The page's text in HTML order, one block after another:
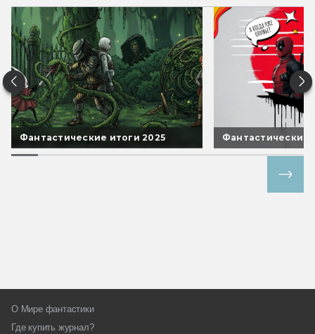
Фантастические итоги 2025 Фантастические
О Мире фантастики
Где купить журнал?